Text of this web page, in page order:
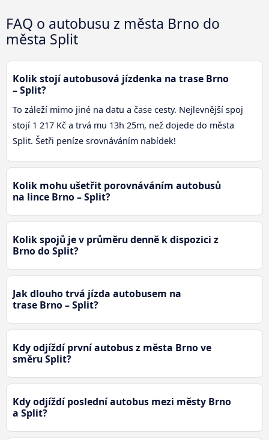
FAQ o autobusu z města Brno do
města Split
Kolik stojí autobusová jízdenka na trase Brno
– Split?
To záleží mimo jiné na datu a čase cesty. Nejlevnější spoj
stojí 1 217 Kč a trvá mu 13h 25m, než dojede do města
Split. Šetři peníze srovnáváním nabídek!
Kolik mohu ušetřit porovnáváním autobusů
na lince Brno – Split?
Kolik spojů je v průměru denně k dispozici z
Brno do Split?
Jak dlouho trvá jízda autobusem na
trase Brno – Split?
Kdy odjíždí první autobus z města Brno ve
směru Split?
Kdy odjíždí poslední autobus mezi městy Brno
a Split?